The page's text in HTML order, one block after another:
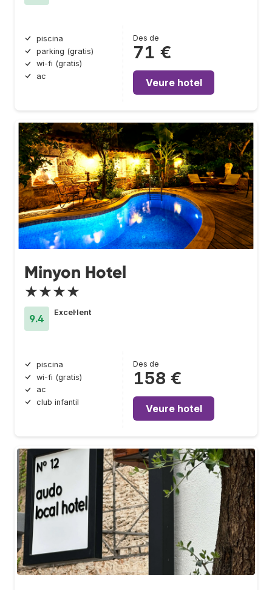
piscina
parking (gratis)
wi-fi (gratis)
ac
Des de
71 €
Veure hotel
Minyon Hotel
★★★★
9.4
Excel·lent
piscina
wi-fi (gratis)
ac
club infantil
Des de
158 €
Veure hotel